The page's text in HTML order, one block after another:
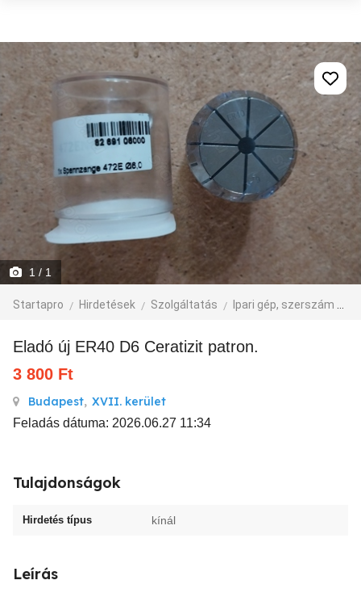
1 / 1
Startapro Hirdetések Szolgáltatás Ipari gép, szerszám
Eladó új ER40 D6 Ceratizit patron.
3 800 Ft
Budapest, XVII. kerület
Feladás dátuma: 2026.06.27 11:34
Tulajdonságok
Hirdetés típus kínál
Leírás